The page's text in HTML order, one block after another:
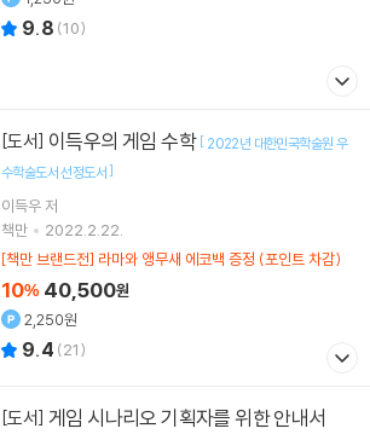
9.8 (10)
[도서] 이득우의 게임 수학 [ 2022년 대한민국학술원 우
수학술도서 선정도서]
이득우저
책만
2022.2.22.
[책만 브랜드전] 라마와 앵무새 에코백 증정 (포인트 차감)
10% 40,500원
2,250원
9.4 (21)
[도서] 게임 시나리오 기획자를 위한 안내서